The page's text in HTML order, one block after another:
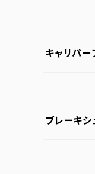
キャリパ
ブレーキシ